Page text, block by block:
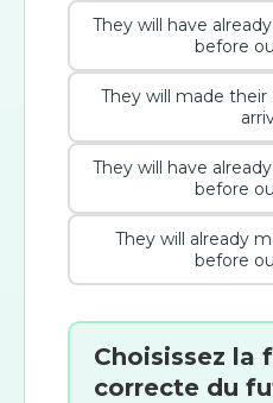
They will have
before
They will made
They will have
before
They will already
before
Choisissez la
correcte du